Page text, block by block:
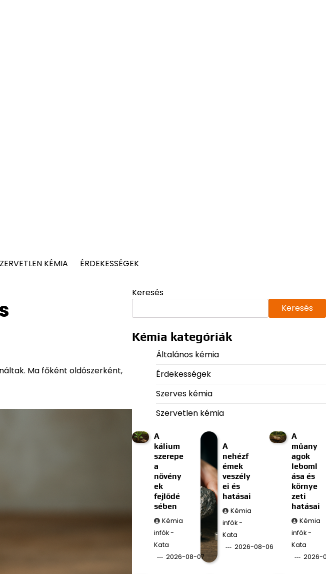
KÉMIA ÉRDEKESSÉGEK
Ma főként oldószerként,
Keresés
Keresés
Kémia kategóriák
Általános kémia
Érdekességek
Szerves kémia
Szervetlen kémia
A
kálium
szerepe
a
növény
ek
fejlődé
sében
Kémia
infók -
Kata
2026-08-07
A
nehézf
émek
veszély
ei és
hatásai
Kémia
infók -
Kata
2026-08-06
A
műany
agok
leboml
ása és
környe
zeti
hatásai
Kémia
infók -
Kata
2026-